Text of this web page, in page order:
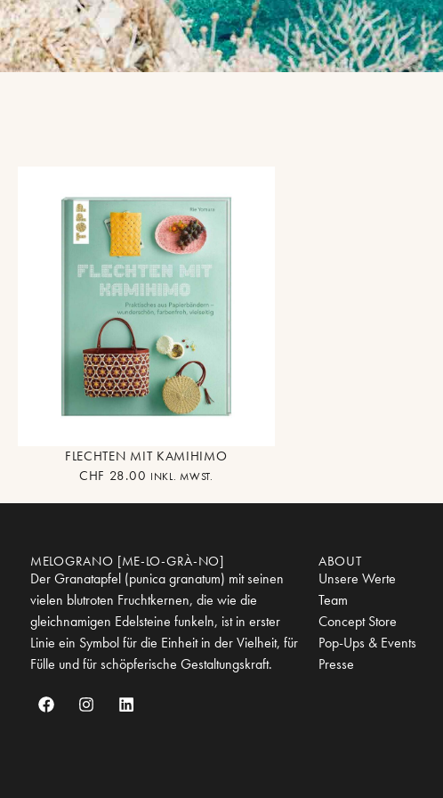
FLECHTEN MIT KAMIHIMO
CHF 28.00 INKL. MWST.
MELOGRANO [ME-LO-GRÀ-NO]
Der Granatapfel (punica granatum) mit seinen
vielen blutroten Fruchtkernen, die wie die
gleichnamigen Edelsteine funkeln, ist in erster
Linie ein Symbol für die Einheit in der Vielheit, für
Fülle und für schöpferische Gestaltungskraft.
ABOUT
Unsere Werte
Team
Concept Store
Pop-Ups & Events
Presse